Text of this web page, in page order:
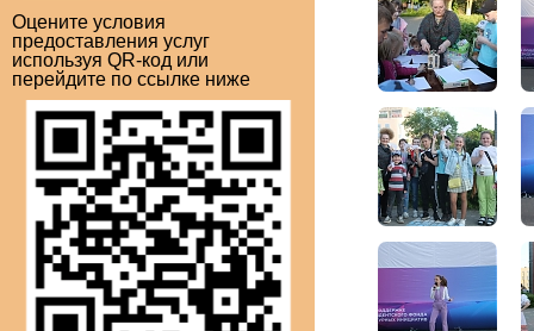
Оцените условия
предоставления услуг
используя QR-код или
перейдите по ссылке ниже